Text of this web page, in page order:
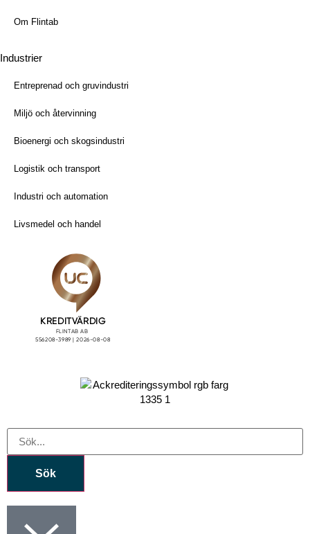
Om Flintab
Industrier
Entreprenad och gruvindustri
Miljö och återvinning
Bioenergi och skogsindustri
Logistik och transport
Industri och automation
Livsmedel och handel
Sök